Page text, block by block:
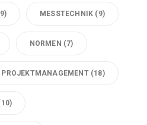
MESSTECHNIK (9)
NORMEN (7)
PROJEKTMANAGEMENT(18)